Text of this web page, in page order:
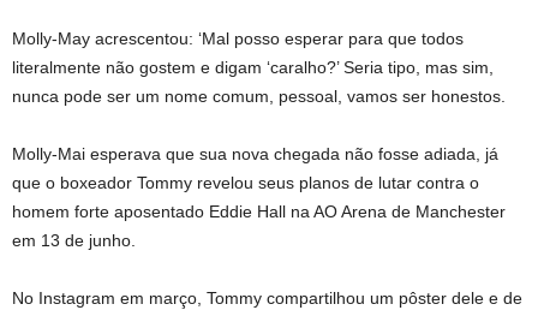
Molly-May acrescentou: ‘Mal posso esperar para que todos
literalmente não gostem e digam ‘caralho?’ Seria tipo, mas sim,
nunca pode ser um nome comum, pessoal, vamos ser honestos.
Molly-Mai esperava que sua nova chegada não fosse adiada, já
que o boxeador Tommy revelou seus planos de lutar contra o
homem forte aposentado Eddie Hall na AO Arena de Manchester
em 13 de junho.
No Instagram em março, Tommy compartilhou um pôster dele e de